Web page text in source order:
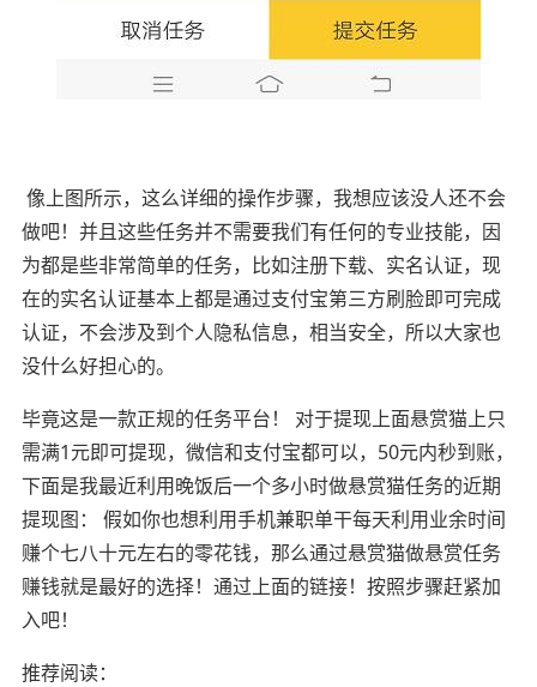
像上图所示，这么详细的操作步骤，我想应该没人还不会
做吧！并且这些任务并不需要我们有任何的专业技能，因
为都是些非常简单的任务，比如注册下载、实名认证，现
在的实名认证基本上都是通过支付宝第三方刷脸即可完成
认证，不会涉及到个人隐私信息，相当安全，所以大家也
没什么好担心的。
毕竟这是一款正规的任务平台！ 对于提现上面悬赏猫上只
需满1元即可提现，微信和支付宝都可以，50元内秒到账，
下面是我最近利用晚饭后一个多小时做悬赏猫任务的近期
提现图： 假如你也想利用手机兼职单干每天利用业余时间
赚个七八十元左右的零花钱，那么通过悬赏猫做悬赏任务
赚钱就是最好的选择！通过上面的链接！按照步骤赶紧加
入吧！
推荐阅读：